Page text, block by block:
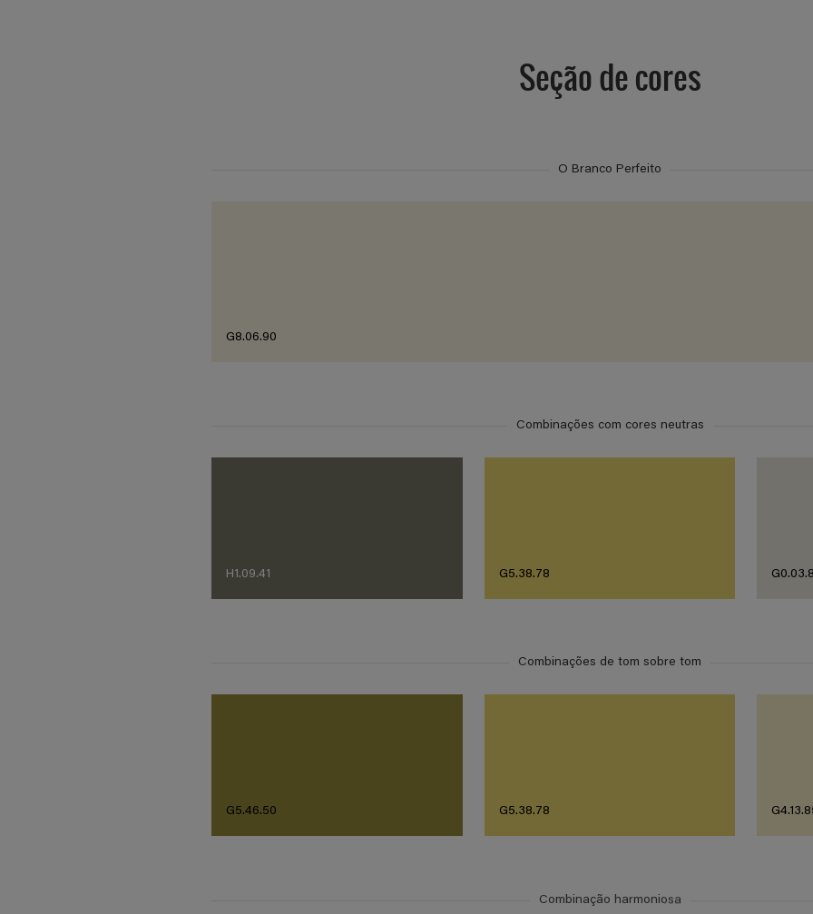
Seção de cores
O Branco Perfeito
G8.06.90
Combinações com cores neutras
H1.09.41 G5.38.78
Combinações de tom sobre tom
G5.46.50 G5.38.78
Combinação harmoniosa